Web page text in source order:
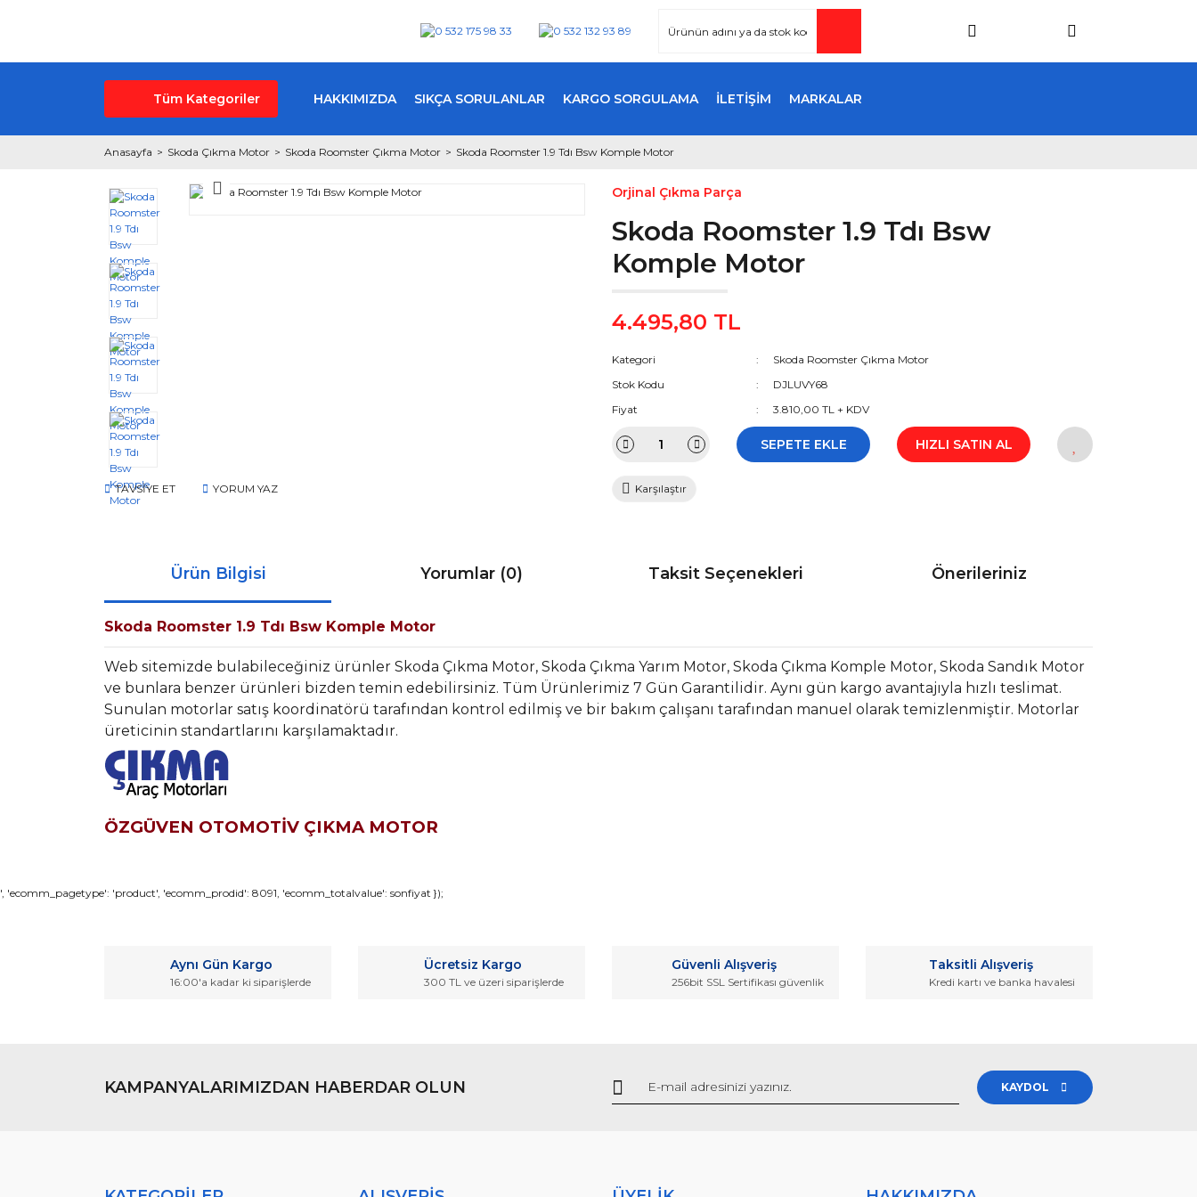
Tüm Kategoriler HAKKIMIZDA SIKÇA SORULANLAR KARGO SORGULAMA İLETİŞİM MARKALAR
Anasayfa Skoda Çıkma Motor Skoda Roomster Çıkma Motor Skoda Roomster 1.9 Tdı Bsw Komple Motor
TAVSİYE ET YORUM YAZ
Orjinal Çıkma Parça
Skoda Roomster 1.9 Tdı Bsw
Komple Motor
4.495,80 TL
Kategori
Skoda Roomster Çıkma Motor
Stok Kodu
DJLUVY68
Fiyat
3.810,00 TL + KDV
SEPETE EKLE HIZLI SATIN AL
Karşılaştır
Ürün Bilgisi Yorumlar (0) Taksit Seçenekleri Önerileriniz
Skoda Roomster 1.9 Tdı Bsw Komple Motor
Web sitemizde bulabileceğiniz ürünler Skoda Çıkma Motor, Skoda Çıkma Yarım Motor, Skoda Çıkma Komple Motor, Skoda Sandık Motor
ve bunlara benzer ürünleri bizden temin edebilirsiniz. Tüm Ürünlerimiz 7 Gün Garantilidir. Aynı gün kargo avantajıyla hızlı teslimat.
Sunulan motorlar satış koordinatörü tarafından kontrol edilmiş ve bir bakım çalışanı tarafından manuel olarak temizlenmiştir. Motorlar
üreticinin standartlarını karşılamaktadır.
ÖZGÜVEN OTOMOTİV ÇIKMA MOTOR
Bu ürünün fiyat bilgisi, resim, ürün açıklamalarında ve diğer konularda yetersiz gördüğünüz noktaları öneri formunu kullanarak tarafımıza iletebilirsiniz.
Ürün açıklamasında eksik bilgiler bulunuyor.
', 'ecomm_pagetype': 'product', 'ecomm_prodid': 8091, 'ecomm_totalvalue': sonfiyat });
Aynı Gün Kargo
16:00'a kadar ki siparişlerde
Ücretsiz Kargo
300 TL ve üzeri siparişlerde
Güvenli Alışveriş
256bit SSL Sertifikası güvenlik
Taksitli Alışveriş
Kredi kartı ve banka havalesi
KAMPANYALARIMIZDAN HABERDAR OLUN KAYDOL